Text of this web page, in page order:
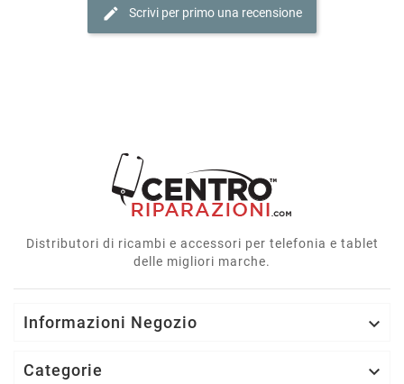
edit Scrivi per primo una recensione
Distributori di ricambi e accessori per telefonia e tablet
delle migliori marche.
Informazioni Negozio 
Categorie 